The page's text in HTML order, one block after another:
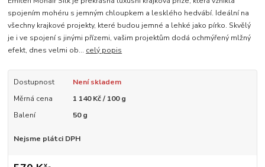
spojením mohéru s jemným chloupkem a lesklého hedvábí. Ideální na
všechny krajkové projekty, které budou jemné a lehké jako pírko. Skvělý
je i ve spojení s jinými přízemi, vašim projektům dodá ochmýřený mlžný
efekt, dnes velmi ob... celý popis
Dostupnost
Není skladem
Měrná cena
1 140 Kč / 100 g
Balení
50 g
Nejsme plátci DPH